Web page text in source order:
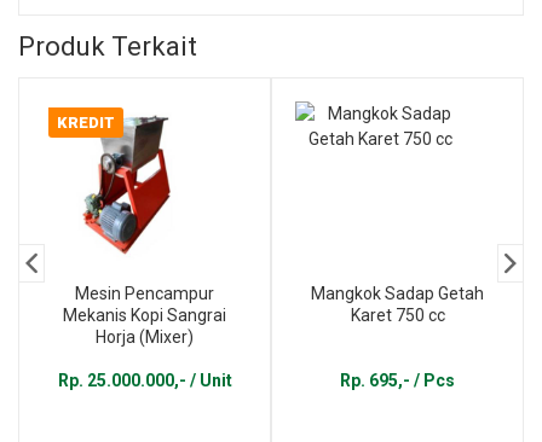
Produk Terkait
KREDIT
Mesin Pencampur
Mekanis Kopi Sangrai
Horja (Mixer)
Rp. 25.000.000,- / Unit
Mangkok Sadap Getah
Karet 750 cc
Rp. 695,- / Pcs